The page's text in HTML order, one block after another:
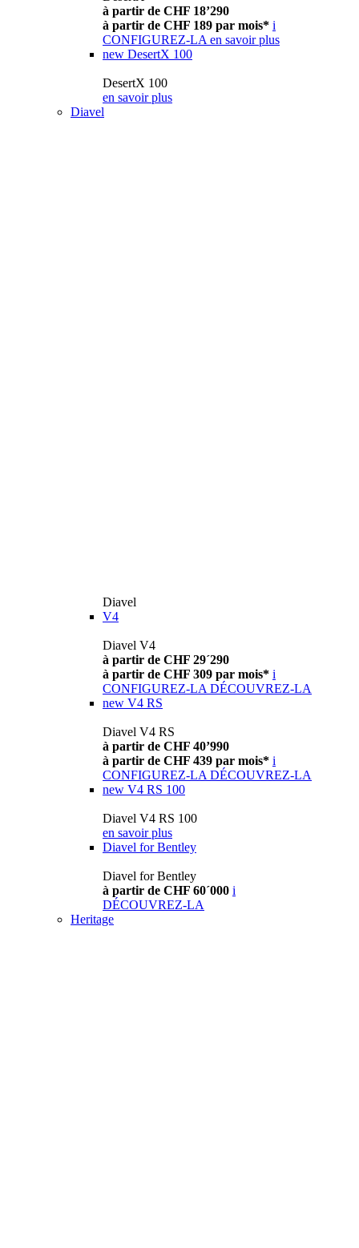
à partir de CHF 18’290
à partir de CHF 189 par mois* i
CONFIGUREZ-LA en savoir plus
new DesertX 100
DesertX 100
en savoir plus
Diavel
Diavel
V4
Diavel V4
à partir de CHF 29´290
à partir de CHF 309 par mois* i
CONFIGUREZ-LA DÉCOUVREZ-LA
new V4 RS
Diavel V4 RS
à partir de CHF 40’990
à partir de CHF 439 par mois* i
CONFIGUREZ-LA DÉCOUVREZ-LA
new V4 RS 100
Diavel V4 RS 100
en savoir plus
Diavel for Bentley
Diavel for Bentley
à partir de CHF 60´000 i
DÉCOUVREZ-LA
Heritage